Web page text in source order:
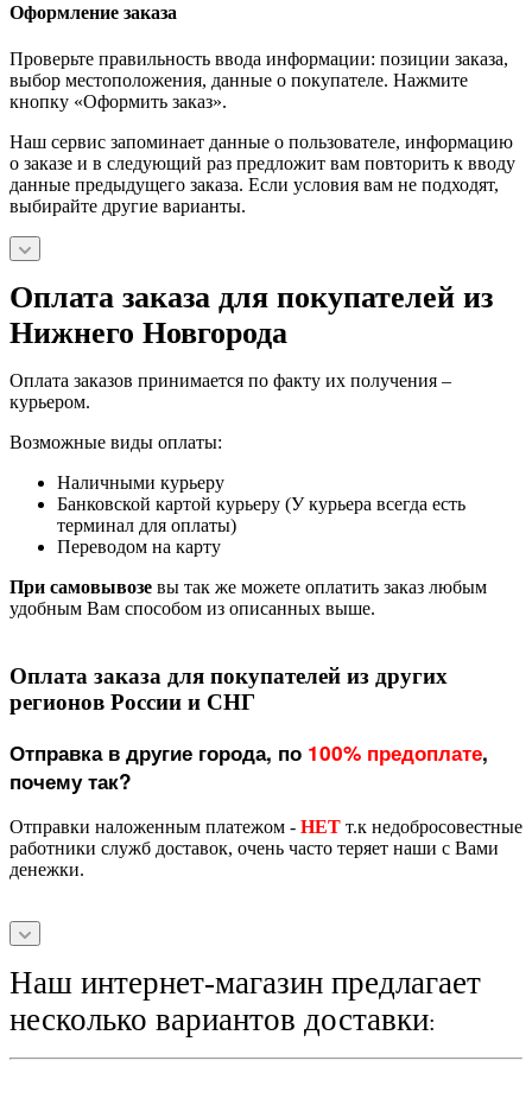
Оформление заказа
Проверьте правильность ввода информации: позиции заказа,
выбор местоположения, данные о покупателе. Нажмите
кнопку «Оформить заказ».
Наш сервис запоминает данные о пользователе, информацию
о заказе и в следующий раз предложит вам повторить к вводу
данные предыдущего заказа. Если условия вам не подходят,
выбирайте другие варианты.
Оплата заказа для покупателей из
Нижнего Новгорода
Оплата заказов принимается по факту их получения –
курьером.
Возможные виды оплаты:
Наличными курьеру
Банковской картой курьеру (У курьера всегда есть
терминал для оплаты)
Переводом на карту
При самовывозе вы так же можете оплатить заказ любым
удобным Вам способом из описанных выше.
Оплата заказа для покупателей из других
регионов России и СНГ
Отправка в другие города, по 100% предоплате,
почему так?
Отправки наложенным платежом - НЕТ т.к недобросовестные
работники служб доставок, очень часто теряет наши с Вами
денежки.
Наш интернет-магазин предлагает
несколько вариантов доставки: